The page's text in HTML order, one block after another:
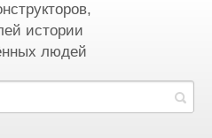
истории
людей